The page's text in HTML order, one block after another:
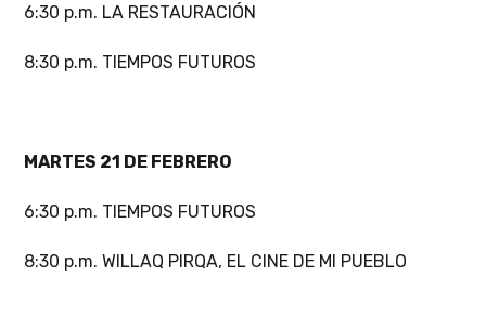
6:30 p.m. LA RESTAURACIÓN
8:30 p.m. TIEMPOS FUTUROS
MARTES 21 DE FEBRERO
6:30 p.m. TIEMPOS FUTUROS
8:30 p.m. WILLAQ PIRQA, EL CINE DE MI PUEBLO